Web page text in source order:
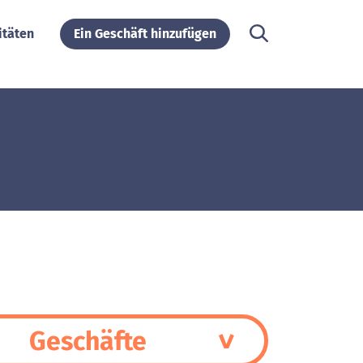
Ein Geschäft hinzufügen
Geschäfte